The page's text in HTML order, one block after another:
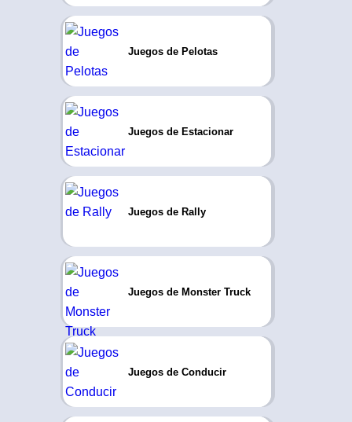
Juegos de Pelotas
Juegos de Estacionar
Juegos de Rally
Juegos de Monster Truck
Juegos de Conducir